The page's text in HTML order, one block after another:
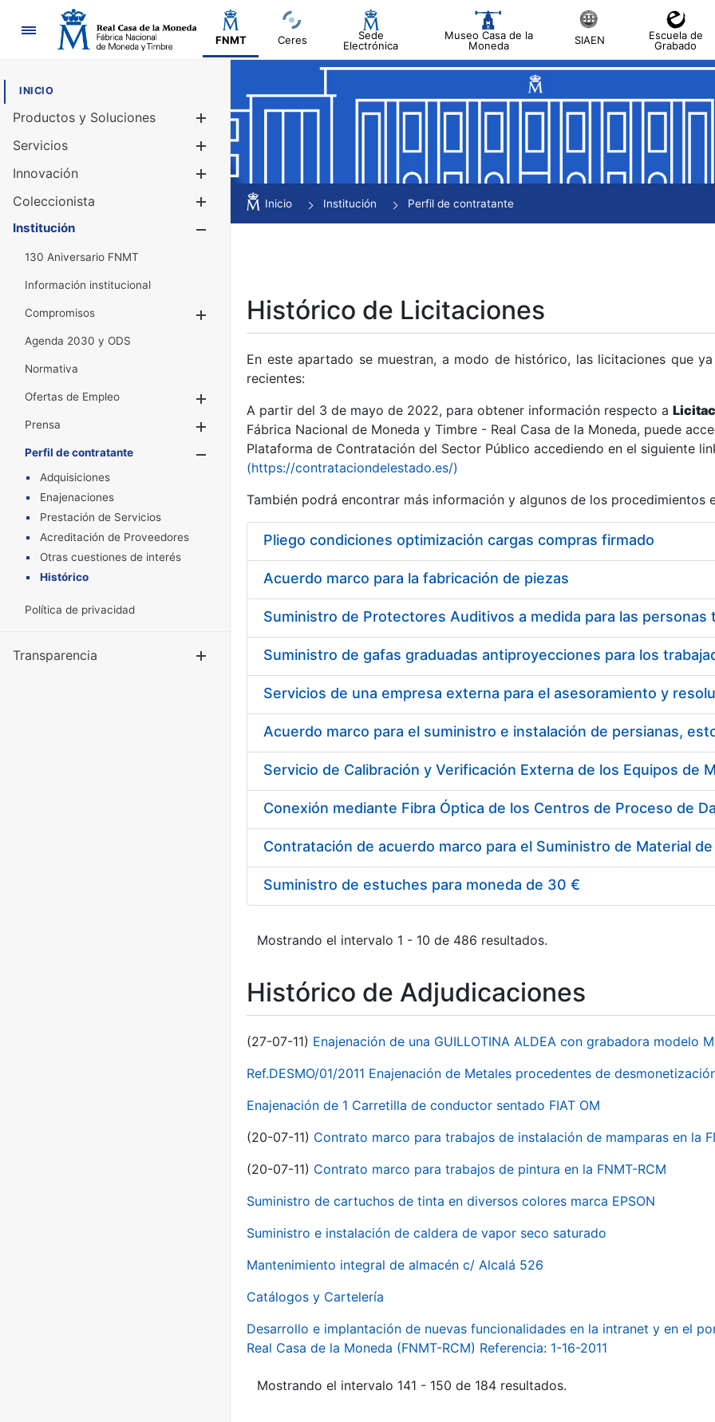
Navegación
FNMT Ceres
Sede
Electrónica
Museo Casa de la
Moneda
SIAEN
Escuela de
Grabado
INICIO
Productos y Soluciones
Mostrar/Ocultar
Servicios
Innovación
Coleccionista
Mostrar/Ocultar
Institución
130 Aniversario FNMT
Información institucional
Compromisos
Mostrar/Ocultar
Agenda 2030 y ODS
Normativa
Ofertas de Empleo
Prensa
Mostrar/Ocultar
Perfil de contratante
Mostrar/Ocultar
Adquisiciones
Enajenaciones
Prestación de Servicios
Acreditación de Proveedores
Otras cuestiones de interés
Histórico
Política de privacidad
Transparencia Mostrar/Ocultar
Inicio Institución Perfil de contratante
Histórico de Licitaciones
En este apartado se muestran, a modo de histórico, las licitaciones que
recientes:
A partir del 3 de mayo de 2022, para obtener información respecto a
Fábrica Nacional de Moneda y Timbre - Real Casa de la Moneda, puede
Plataforma de Contratación del Sector Público accediendo en el siguiente
(https://contrataciondelestado.es/)
También podrá encontrar más información y algunos de los procedimientos
Pliego condiciones optimización cargas compras firmado
Acuerdo marco para la fabricación de piezas
Acuerdo marco para el suministro e instalación de persianas,
Suministro de estuches para moneda de 30 €
Mostrando el intervalo 1 - 10 de 486 resultados.
Histórico de Adjudicaciones
(27-07-11) Enajenación de una GUILLOTINA ALDEA con grabadora modelo
Ref.DESMO/01/2011 Enajenación de Metales procedentes de
Enajenación de 1 Carretilla de conductor sentado FIAT OM
(20-07-11) Contrato marco para trabajos de instalación de mamparas en la
(20-07-11) Contrato marco para trabajos de pintura en la FNMT-RCM
Suministro de cartuchos de tinta en diversos colores marca EPSON
Suministro e instalación de caldera de vapor seco saturado
Mantenimiento integral de almacén c/ Alcalá 526
Catálogos y Cartelería
Desarrollo e implantación de nuevas funcionalidades en la intranet y en el
Real Casa de la Moneda (FNMT-RCM) Referencia: 1-16-2011
Mostrando el intervalo 141 - 150 de 184 resultados.